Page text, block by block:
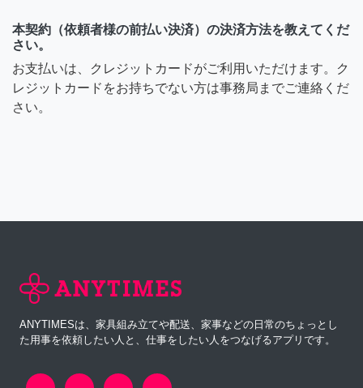
本契約（依頼者様の前払い決済）の決済方法を教えてくだ
さい。
お支払いは、クレジットカードがご利用いただけます。ク
レジットカードをお持ちでない方は事務局までご連絡くだ
さい。
ANYTIMESは、家具組み立てや配送、家事などの日常のちょっとし
た用事を依頼したい人と、仕事をしたい人をつなげるアプリです。